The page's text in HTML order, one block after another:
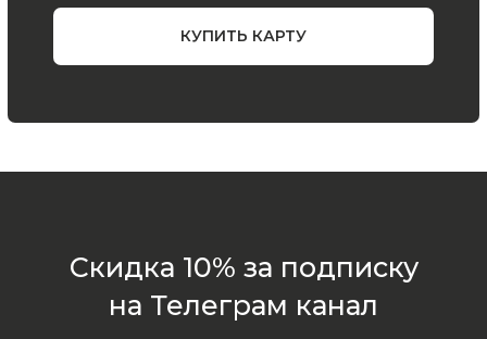
ООО «МИР КАШЕМИРА» © 2023
Политика